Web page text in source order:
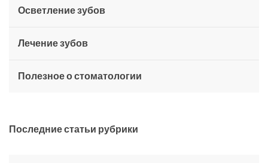
Осветление зубов
Лечение зубов
Полезное о стоматологии
Последние статьи рубрики